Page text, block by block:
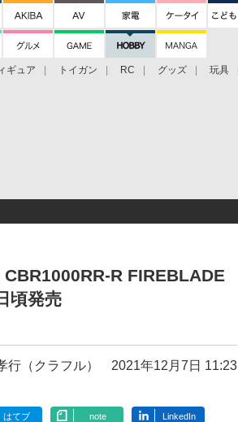
ギュア トイガン RC グッズ 玩具
R FIREBLADE
頃発売
行（クラフル） 2021年12月7日 11:23
はてブ note LinkedIn